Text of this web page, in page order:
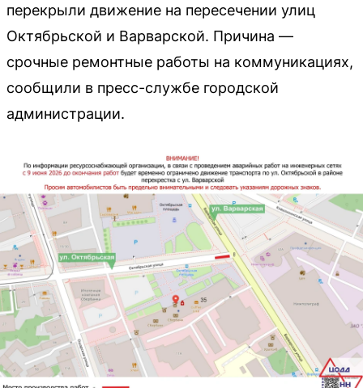
перекрыли движение на пересечении улиц
Октябрьской и Варварской. Причина —
срочные ремонтные работы на коммуникациях,
сообщили в пресс-службе городской
администрации.